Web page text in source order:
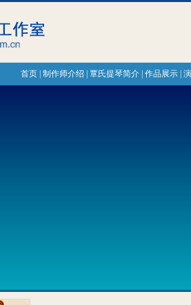
首页| 制作师介绍 覃氏提琴简介| 作品展示|